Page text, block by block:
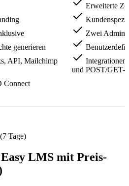
generieren
API, Mailchimp
Connect
Erweiterte
Zwei
und POST/GET-
Tage)
Easy LMS mit Preis-